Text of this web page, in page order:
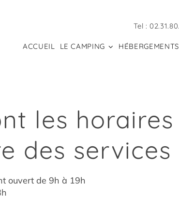
Tel :
ACCUEIL LE CAMPING HÉBERGEMENTS
les horaires
des services
ouvert de 9h à 19h